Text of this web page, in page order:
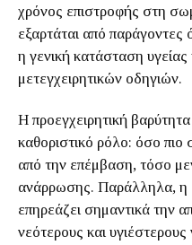
χρόνος επιστροφής στη
εξαρτάται από
η γενική κατάσταση
μετεγχειρητικών οδηγιών.
Η προεγχειρητική
καθοριστικό ρόλο: όσο πιο
από την επέμβαση, τόσο
ανάρρωσης. Παράλληλα, η
επηρεάζει σημαντικά την
νεότερους και